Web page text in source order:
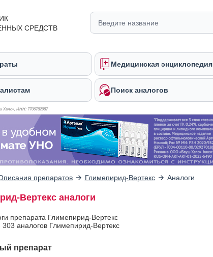
СРЕДСТВ
Медицинская энциклопедия
Поиск аналогов
Хелс», ИНН: 7706782987
препаратов Глимепирид-Вертекс Аналоги
Вертекс аналоги
препарата Глимепирид-Вертекс
303 аналогов Глимепирид-Вертекс
препарат